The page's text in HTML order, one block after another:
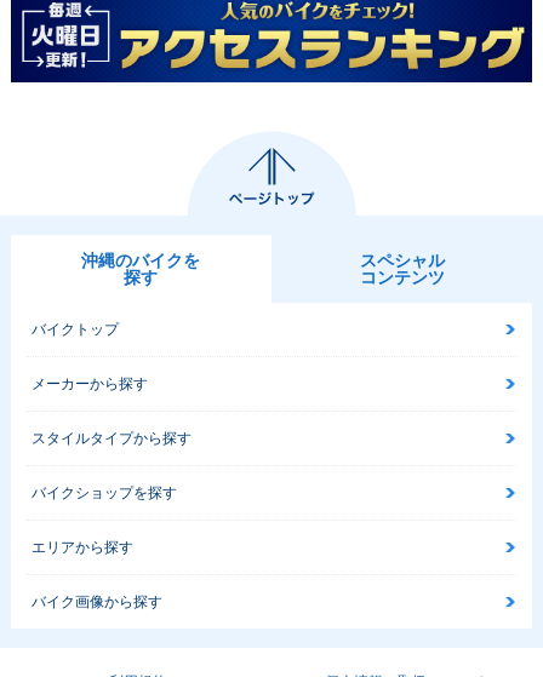
ナーチェンジ
2002年 Super Cub
1999年 Super Cub
1999年 Super Cub
1998年 Super Cub
沖縄のバイクを
探す
スペシャル
コンテンツ
バイクトップ
メーカーから探す
スタイルタイプから探す
バイクショップを探す
エリアから探す
バイク画像から探す